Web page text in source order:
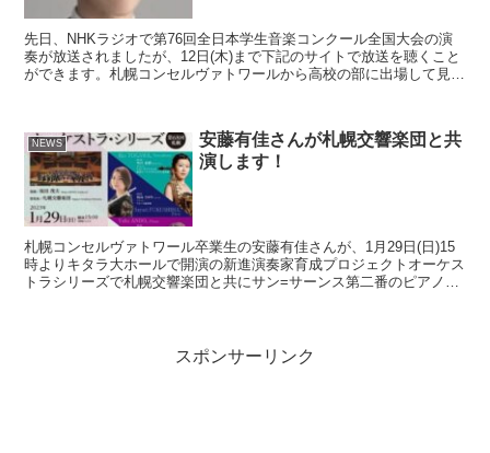
先日、NHKラジオで第76回全日本学生音楽コンクール全国大会の演
奏が放送されましたが、12日(木)まで下記のサイトで放送を聴くこと
ができます。札幌コンセルヴァトワールから高校の部に出場して見
NEWS
安藤有佳さんが札幌交響楽団と共
演します！
札幌コンセルヴァトワール卒業生の安藤有佳さんが、1月29日(日)15
時よりキタラ大ホールで開演の新進演奏家育成プロジェクトオーケス
トラシリーズで札幌交響楽団と共にサン=サーンス第二番のピアノ協
スポンサーリンク